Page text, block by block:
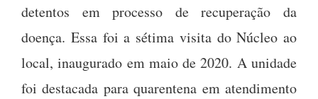
detentos em processo de recuperação da
doença. Essa foi a sétima visita do Núcleo ao
local, inaugurado em maio de 2020. A unidade
foi destacada para quarentena em atendimento